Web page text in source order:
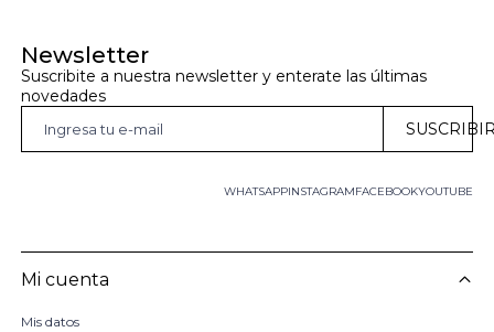
Newsletter
Suscribite a nuestra newsletter y enterate las últimas
novedades
WHATSAPP FACEBOOKYOUTUBE
INSTAGRAM
Mi cuenta
Mis datos